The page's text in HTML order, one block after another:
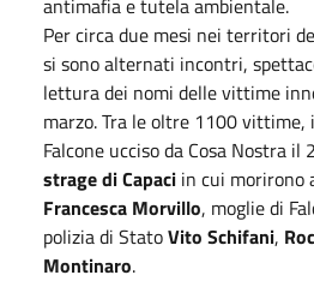
Per circa due mesi nei territori
si sono alternati incontri,
lettura dei nomi delle vittime
marzo. Tra le oltre 1100 vittime,
Falcone ucciso da Cosa Nostra
strage di Capaci in cui morirono
Francesca Morvillo, moglie di
polizia di StatoVito Schifani,
Montinaro.